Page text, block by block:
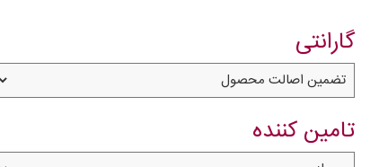
گارانتی
تامین کننده